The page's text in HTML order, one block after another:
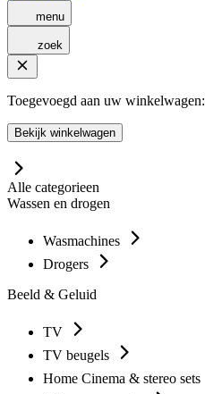
menu
zoek
Toegevoegd aan uw winkelwagen:
Bekijk winkelwagen
Alle categorieen
Wassen en drogen
Wasmachines
Drogers
Beeld & Geluid
TV
TV beugels
Home Cinema & stereo sets